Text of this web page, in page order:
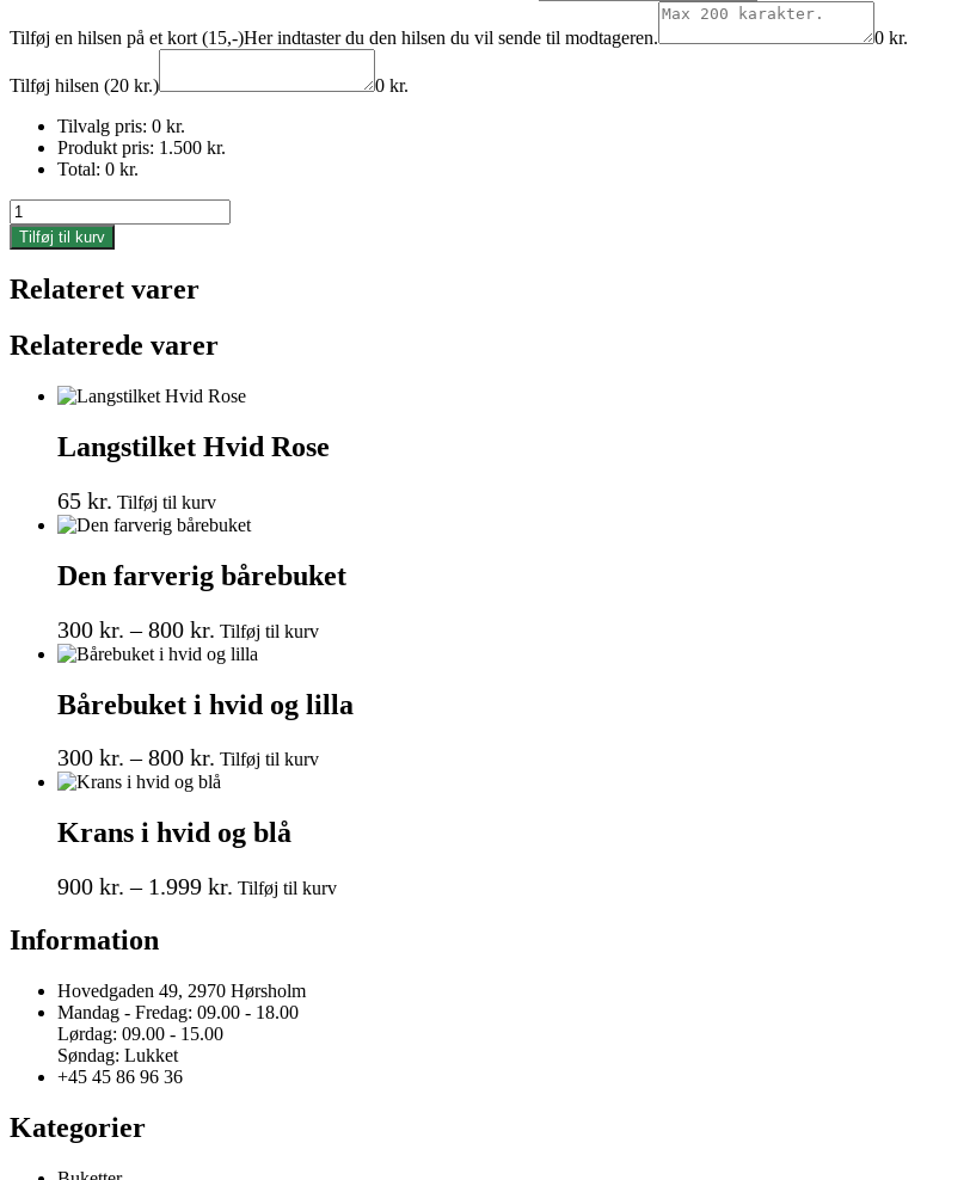
Tilføj en hilsen på et kort (15,-)Her indtaster du den hilsen du vil sende til modtageren. 0 kr.
Tilføj hilsen (20 kr.) 0 kr.
Tilvalg pris: 0 kr.
Produkt pris: 1.500 kr.
Total: 0 kr.
Kistepynt
antal
Tilføj til kurv
Relateret varer
Relaterede varer
Langstilket Hvid Rose
65 kr. Tilføj til kurv
Den farverig bårebuket
300 kr. – 800 kr. Prisinterval:
300 kr.
800 kr.
Tilføj til kurvDette
flere
varianter.
kan
Bårebuket i hvid og lilla
300 kr. – 800 kr. Prisinterval:
300 kr.
800 kr.
Tilføj til kurvDette
kan
Krans i hvid og blå
900 kr. – 1.999 kr. Prisinterval:
Tilføj til kurvDette
Information
Hovedgaden 49, 2970 Hørsholm
Mandag - Fredag: 09.00 - 18.00
Lørdag: 09.00 - 15.00
Søndag: Lukket
+45 45 86 96 36
Kategorier